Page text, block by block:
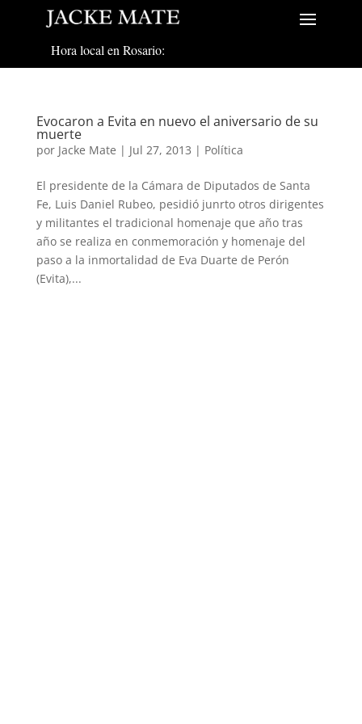
Hora local en Rosario:
Evocaron a Evita en nuevo el aniversario de su
muerte
por Jacke Mate | Jul 27, 2013 | Política
El presidente de la Cámara de Diputados de Santa
Fe, Luis Daniel Rubeo, pesidió junrto otros dirigentes
y militantes el tradicional homenaje que año tras
año se realiza en conmemoración y homenaje del
paso a la inmortalidad de Eva Duarte de Perón
(Evita),...